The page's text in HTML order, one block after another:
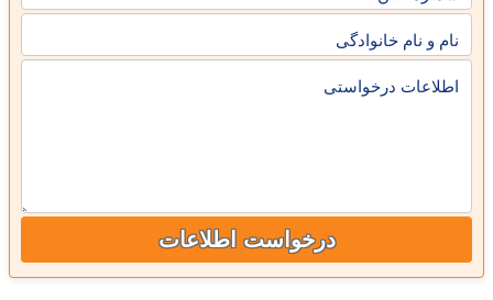
نام و نام خانوادگی
اطلاعات درخواستی
درخواست اطلاعات